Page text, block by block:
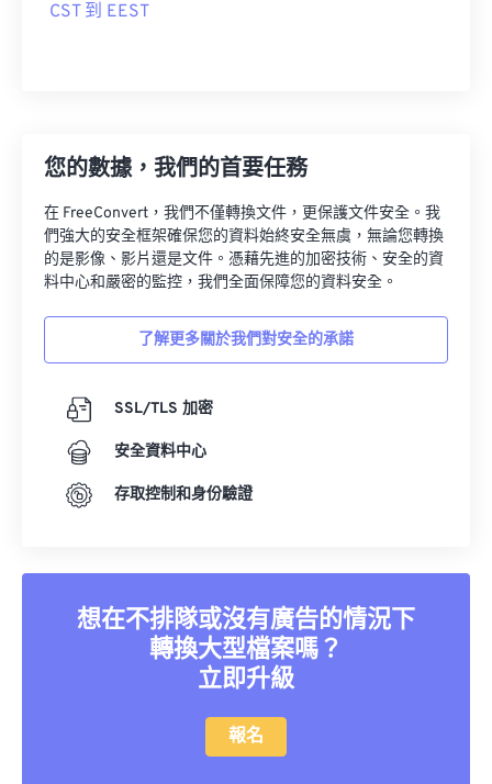
CST 到 EEST
您的數據，我們的首要任務
在 FreeConvert，我們不僅轉換文件，更保護文件安全。我
們強大的安全框架確保您的資料始終安全無虞，無論您轉換
的是影像、影片還是文件。憑藉先進的加密技術、安全的資
料中心和嚴密的監控，我們全面保障您的資料安全。
了解更多關於我們對安全的承諾
SSL/TLS 加密
安全資料中心
存取控制和身份驗證
想在不排隊或沒有廣告的情況下
轉換大型檔案嗎？
立即升級
報名